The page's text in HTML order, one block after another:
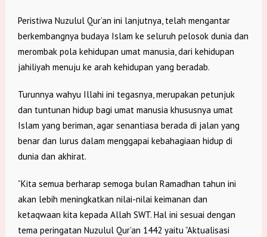
Peristiwa Nuzulul Qur’an ini lanjutnya, telah mengantar
berkembangnya budaya Islam ke seluruh pelosok dunia dan
merombak pola kehidupan umat manusia, dari kehidupan
jahiliyah menuju ke arah kehidupan yang beradab.
Turunnya wahyu Illahi ini tegasnya, merupakan petunjuk
dan tuntunan hidup bagi umat manusia khususnya umat
Islam yang beriman, agar senantiasa berada di jalan yang
benar dan lurus dalam menggapai kebahagiaan hidup di
dunia dan akhirat.
”Kita semua berharap semoga bulan Ramadhan tahun ini
akan lebih meningkatkan nilai-nilai keimanan dan
ketaqwaan kita kepada Allah SWT. Hal ini sesuai dengan
tema peringatan Nuzulul Qur’an 1442 yaitu ”Aktualisasi